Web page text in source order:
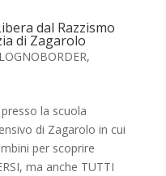
dal Razzismo
di Zagarolo
,
la scuola
di Zagarolo in cui
per scoprire
ma anche TUTTI